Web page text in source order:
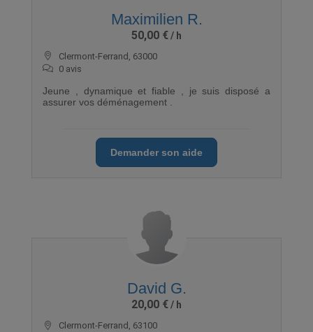
Maximilien R.
50,00 €
Clermont-Ferrand, 63000
0 avis
Jeune , dynamique et fiable , je suis disposé a
assurer vos déménagement .
Demander son aide
David G.
20,00 €
Clermont-Ferrand, 63100